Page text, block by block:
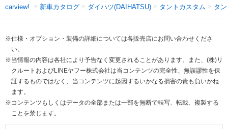
carview! 新車カタログ ダイハツ(DAIHATSU) タントカスタム タ
※仕様・オプション・装備の詳細については各販売店にお問い合わせくださ
い。
※当情報の内容は各社により予告なく変更されることがあります。また、(株)リ
クルートおよびLINEヤフー株式会社は当コンテンツの完全性、無誤謬性を保
証するものではなく、当コンテンツに起因するいかなる損害の責も負いかね
ます。
※コンテンツもしくはデータの全部または一部を無断で転写、転載、複製する
ことを禁じます。